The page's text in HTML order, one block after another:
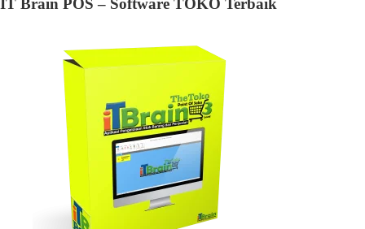
IT Brain POS – Software TOKO Terbaik